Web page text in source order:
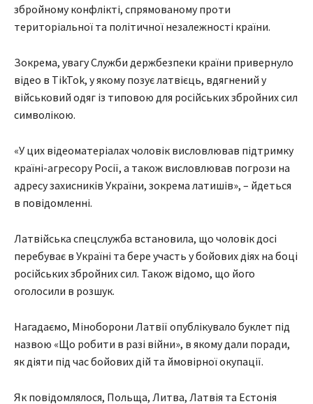
збройному конфлікті, спрямованому проти
територіальної та політичної незалежності країни.
Зокрема, увагу Служби держбезпеки країни привернуло
відео в TikTok, у якому позує латвієць, вдягнений у
військовий одяг із типовою для російських збройних сил
символікою.
«У цих відеоматеріалах чоловік висловлював підтримку
країні-агресору Росії, а також висловлював погрози на
адресу захисників України, зокрема латишів», – йдеться
в повідомленні.
Латвійська спецслужба встановила, що чоловік досі
перебуває в Україні та бере участь у бойових діях на боці
російських збройних сил. Також відомо, що його
оголосили в розшук.
Нагадаємо, Міноборони Латвії опублікувало буклет під
назвою «Що робити в разі війни», в якому дали поради,
як діяти під час бойових дій та ймовірної окупації.
Як повідомлялося, Польща, Литва, Латвія та Естонія